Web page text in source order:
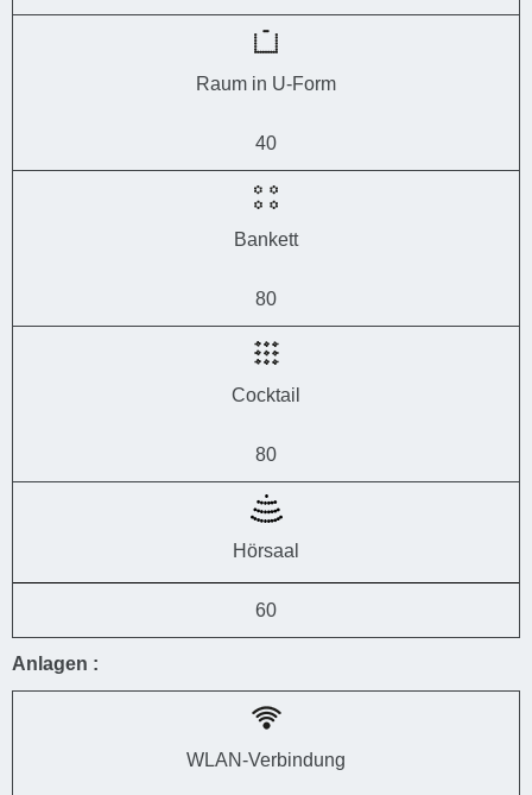
Raum in U-Form
40
Bankett
80
Cocktail
80
Hörsaal
60
Anlagen :
WLAN-Verbindung